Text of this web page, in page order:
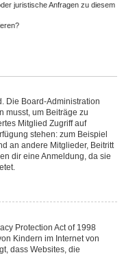
juristische Anfragen zu diesem
Die Board-Administration
musst, um Beiträge zu
Mitglied Zugriff auf
stehen: zum Beispiel
an andere Mitglieder, Beitritt
dir eine Anmeldung, da sie
Protection Act of 1998
Kindern im Internet von
dass Websites, die